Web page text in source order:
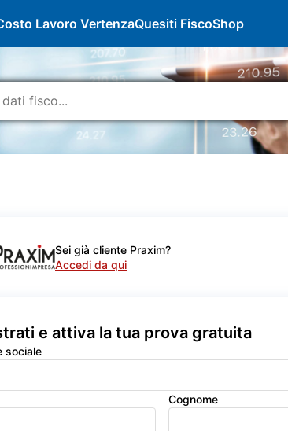
Lavoro VertenzaQuesiti FiscoShop
Sei già cliente Praxim?
Accedi da qui
e attiva la tua prova gratuita
sociale
Cognome